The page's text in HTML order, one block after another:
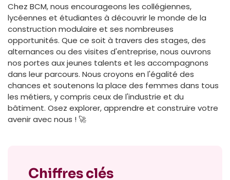
Chez BCM, nous encourageons les collégiennes,
lycéennes et étudiantes à découvrir le monde de la
construction modulaire et ses nombreuses
opportunités. Que ce soit à travers des stages, des
alternances ou des visites d'entreprise, nous ouvrons
nos portes aux jeunes talents et les accompagnons
dans leur parcours. Nous croyons en l'égalité des
chances et soutenons la place des femmes dans tous
les métiers, y compris ceux de l'industrie et du
bâtiment. Osez explorer, apprendre et construire votre
avenir avec nous ! 🚀
Chiffres clés